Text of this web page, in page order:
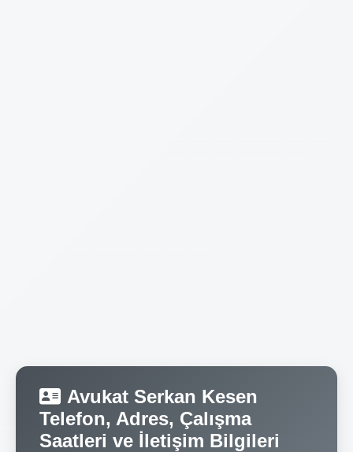
Avukat Serkan Kesen
Telefon, Adres, Çalışma
Saatleri ve İletişim Bilgileri